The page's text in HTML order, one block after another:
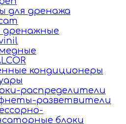
для дренажа
дренажные
кондиционеры
распределители
разветвители
блоки